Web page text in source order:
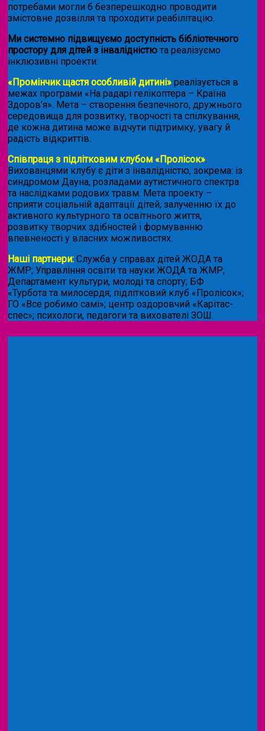
потребами могли б безперешкодно проводити
змістовне дозвілля та проходити реабілітацію.
Ми системно підвищуємо доступність бібліотечного
простору для дітей з інвалідністю та реалізуємо
інклюзивні проекти:
«Промінчик щастя особливій дитині» реалізується в
межах програми «На радарі гелікоптера – Країна
Здоров’я». Мета – створення безпечного, дружнього
середовища для розвитку, творчості та спілкування,
де кожна дитина може відчути підтримку, увагу й
радість відкриттів.
Співпраця з підлітковим клубом «Пролісок».
Вихованцями клубу є діти з інвалідністю, зокрема: із
синдромом Дауна, розладами аутистичного спектра
та наслідками родових травм. Мета проекту –
сприяти соціальній адаптації дітей, залученню їх до
активного культурного та освітнього життя,
розвитку творчих здібностей і формуванню
впевненості у власних можливостях.
Наші партнери: Служба у справах дітей ЖОДА та
ЖМР; Управління освіти та науки ЖОДА та ЖМР;
Департамент культури, молоді та спорту; БФ
«Турбота та милосердя; підлітковий клуб «Пролісок»;
ГО «Все робимо самі»; центр оздоровчий «Карітас-
спес»; психологи, педагоги та вихователі ЗОШ.